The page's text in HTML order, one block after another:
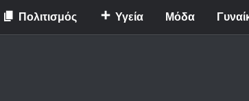
Πολιτισμός Υγεία Μόδα